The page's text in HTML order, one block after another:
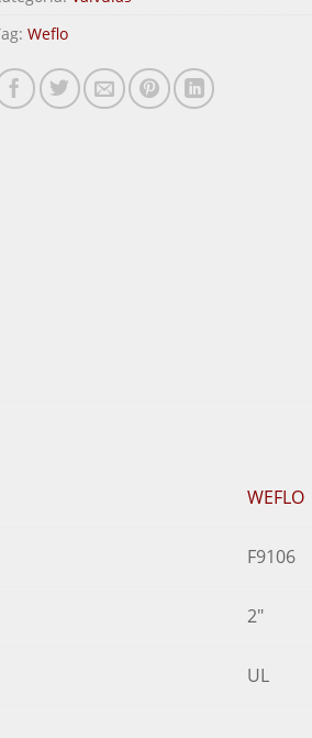
Weflo
WEFLO
F9106
2"
UL